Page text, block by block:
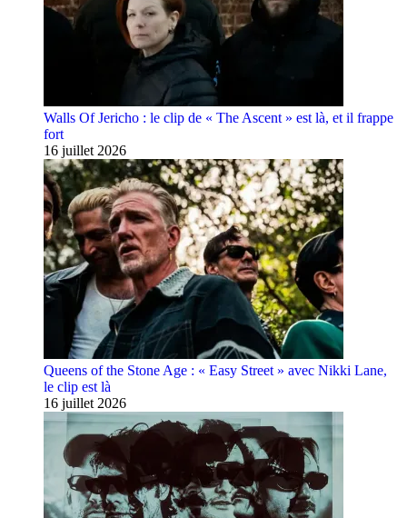
Walls Of Jericho : le clip de « The Ascent » est là, et il frappe
fort
16 juillet 2026
Queens of the Stone Age : « Easy Street » avec Nikki Lane,
le clip est là
16 juillet 2026